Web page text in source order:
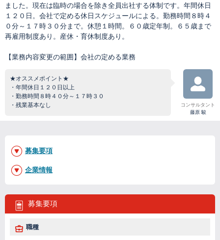
ました。現在は臨時の場合を除き全員出社する体制です。年間休日
１２０日。会社で定める休日スケジュールによる。勤務時間８時４
０分～１７時３０分まで。休憩１時間。６０歳定年制。６５歳まで
再雇用制度あり。産休・育休制度あり。
【業務内容変更の範囲】会社の定める業務
★オススメポイント★
・年間休日１２０日以上
・勤務時間８時４０分～１７時３０
・残業基本なし
コンサルタント
藤原 駿
募集要項
職種
募集要項
企業情報